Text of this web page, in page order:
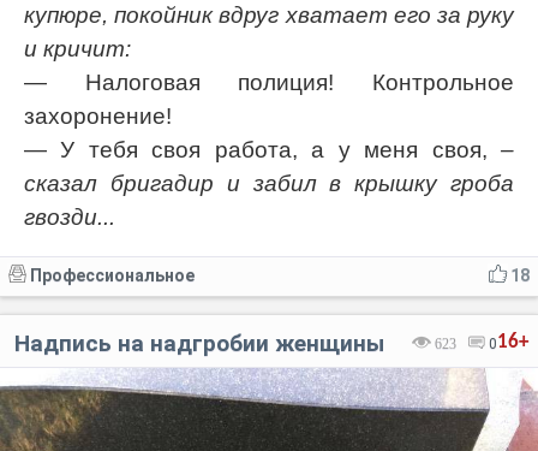
купюре, покойник вдруг хватает его за руку
и кричит:
— Налоговая полиция! Контрольное
захоронение!
— У тебя своя работа, а у меня своя, –
сказал бригадир и забил в крышку гроба
гвозди...
18
Профессиональное
16+
623 0
Надпись на надгробии женщины